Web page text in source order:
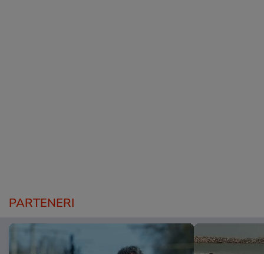
PARTENERI